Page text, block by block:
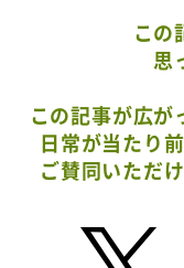
この
思
この記事が広が
日常が当たり
ご賛同いただ